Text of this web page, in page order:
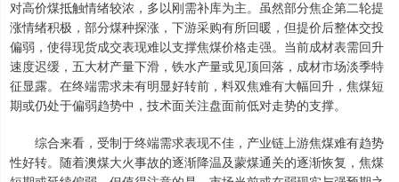
对高价煤抵触情绪较浓，多以刚需补库为主。虽然部分焦企第二轮提
涨情绪积极，部分煤种探涨，下游采购有所回暖，但提价后整体交投
偏弱，使得现货成交表现难以支撑焦煤价格走强。当前成材表需回升
速度迟缓，五大材产量下滑，铁水产量或见顶回落，成材市场淡季特
征显露。在终端需求未有明显好转前，料双焦难有大幅回升，焦煤短
期或仍处于偏弱趋势中，技术面关注盘面前低对走势的支撑。
综合来看，受制于终端需求表现不佳，产业链上游焦煤难有趋势
性好转。随着澳煤大火事故的逐渐降温及蒙煤通关的逐渐恢复，焦煤